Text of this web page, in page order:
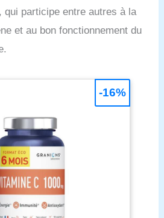
qui participe entre autres à la
et au bon fonctionnement du
-16%